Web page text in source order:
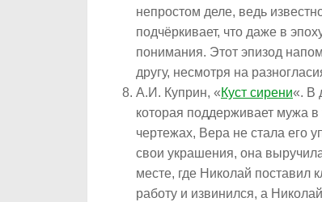
непростом деле, ведь
подчёркивает, что даже в
понимания. Этот эпизод
другу, несмотря на
А.И. Куприн, «Куст сирени«. В
которая поддерживает мужа в
чертежах, Вера не стала его
свои украшения, она
месте, где Николай поставил
работу и извинился, а